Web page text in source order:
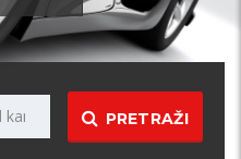
PRETRAŽI